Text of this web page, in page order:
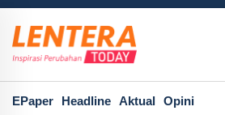
EPaper Headline Aktual Opini